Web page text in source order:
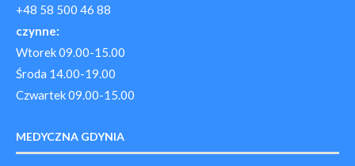
+48 58 500 46 88
czynne:
Wtorek 09.00-15.00
Środa 14.00-19.00
Czwartek 09.00-15.00
MEDYCZNA GDYNIA